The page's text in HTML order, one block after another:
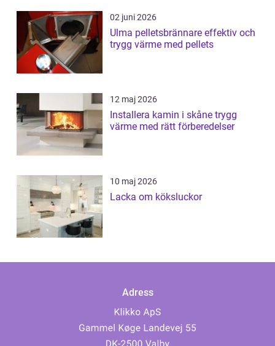
02 juni 2026
Ulma pelletsbrännare effektiv och
trygg värme med pellets
12 maj 2026
Installera kamin i skåne trygg
värme med rätt förberedelser
10 maj 2026
Lacka om köksluckor
Adress